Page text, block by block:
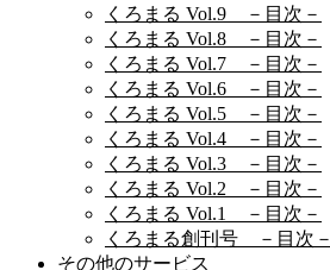
くろまる Vol.9 －目次－
くろまる Vol.8 －目次－
くろまる Vol.7 －目次－
くろまる Vol.6 －目次－
くろまる Vol.5 －目次－
くろまる Vol.4 －目次－
くろまる Vol.3 －目次－
くろまる Vol.2 －目次－
くろまる Vol.1 －目次－
くろまる創刊号 －目次－
その他のサービス